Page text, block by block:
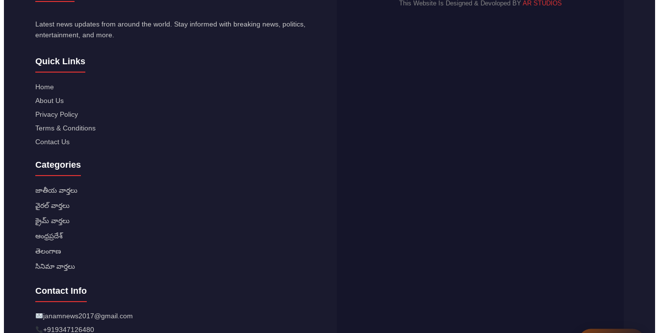
Latest news updates from around the world. Stay informed with breaking news, politics,
entertainment, and more.
Quick Links
Home
About Us
Privacy Policy
Terms & Conditions
Contact Us
Categories
జాతీయ వార్తలు
వైరల్ వార్తలు
క్రైమ్ వార్తలు
ఆంధ్రప్రదేశ్
తెలంగాణ
సినిమా వార్తలు
Contact Info
janamnews2017@gmail.com
+919347126480
This Website Is Designed & Devoloped BY AR STUDIOS